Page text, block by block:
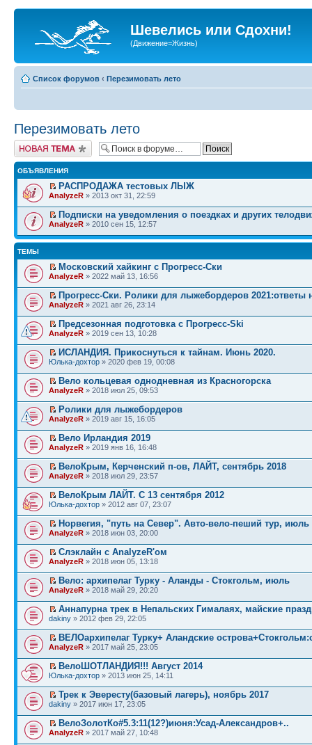
Шевелись или Сдохни!
(Движение=Жизнь)
Список форумов ‹ Перезимовать лето
Перезимовать лето
Начать новую тему
ОБЪЯВЛЕНИЯ
РАСПРОДАЖА тестовых ЛЫЖ
AnalyzeR » 2013 окт 31, 22:59
Подписки на уведомления о поездках и других
AnalyzeR » 2010 сен 15, 12:57
ТЕМЫ
Московский хайкинг с Прогресс-Ски
AnalyzeR » 2022 май 13, 16:56
Прогресс-Ски. Ролики для лыжебордеров 2021:ответы
AnalyzeR » 2021 авг 26, 23:14
Предсезонная подготовка с Прогресс-Ski
AnalyzeR » 2019 сен 13, 10:28
ИСЛАНДИЯ. Прикоснуться к тайнам. Июнь 2020.
Юлька-дохтор » 2020 фев 19, 00:08
Вело кольцевая однодневная из Красногорска
AnalyzeR » 2018 июл 25, 09:53
Ролики для лыжебордеров
AnalyzeR » 2019 авг 15, 16:05
Вело Ирландия 2019
AnalyzeR » 2019 янв 16, 16:48
ВелоКрым, Керченский п-ов, ЛАЙТ, сентябрь 2018
AnalyzeR » 2018 июл 29, 23:57
ВелоКрым ЛАЙТ. С 13 сентября 2012
Юлька-дохтор » 2012 авг 07, 23:07
Норвегия, "путь на Север". Авто-вело-пеший тур, июль
AnalyzeR » 2018 июн 03, 20:00
Слэклайн с AnalyzeR'ом
AnalyzeR » 2018 июн 05, 13:18
Вело: архипелаг Турку - Аланды - Стокгольм, июль
AnalyzeR » 2018 май 29, 20:20
Аннапурна трек в Непальских Гималаях, майские
dakiny » 2012 фев 29, 22:05
ВЕЛОархипелаг Турку+ Аландские
AnalyzeR » 2017 май 25, 23:05
ВелоШОТЛАНДИЯ!!! Август 2014
Юлька-дохтор » 2013 июн 25, 14:11
Трек к Эвересту(базовый лагерь), ноябрь 2017
dakiny » 2017 июн 17, 23:05
ВелоЗолотКо#5.3:11(12?)июня:Усад-Александров+..
AnalyzeR » 2017 май 27, 10:48